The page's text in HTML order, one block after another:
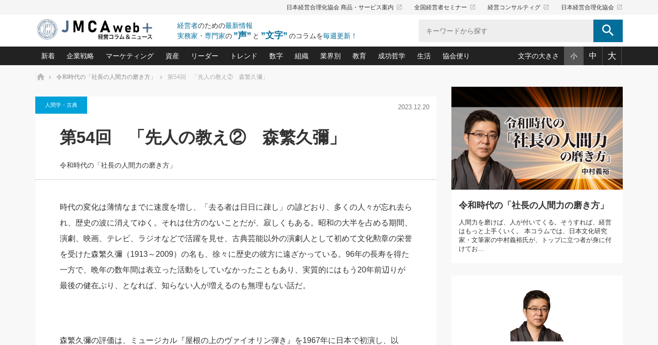
日本経営合理化協会 商品・サービス案内 launch 全国経営者セミナー launch 経営コンサルティグ launch 日本経営合理化協会 launch
経営者のための最新情報
実務家・専門家の ”声” と ”文字” のコラムを毎週更新！ search
新着
がよいのでしょうか！
2026.08.7
FOOD & LIFE COMPANIES
第86回 「言葉狩り」
もっとみる
企業戦略
中小企業の「１位づくり」戦略(96)
利益を最大化する「業務改善」横田尚哉氏(5)
強い会社を築く ビジネス・クリニック(240)
日本レーザー「人を大切にしながら利益を上げる経営」の極意
武器としてのM&A入門(3)
継続経営 百話百行(85)
野田久美子 香港ビジネス成功法(10)
マーケティング
ロングセラーの玉手箱(9)
は(5)
最高の自分を表現する 成功イメージ戦略(77)
資産
中国経済の最新動向(204)
事業承継の前に、決めておきたい、知っておきたい、やってお
会社と社長のための資産管理講座(95)
リーダー
ピョートル・F・グジバチの『経営戦略の新常識』(12)
次もあなたにお願いしたいと思われる「一流の仕事術」(28)
社長の口ぐせ経営哲学(100)
社長の右腕をつくる 人と組織を動かす(200)
酒井英之の社長のビジョン実現道場(10)
トレンド
北村森の「今月のヒット商品」(109)
数字
会社を守り抜くための緊急対策(100)
強い決算書の会社はココが違う！(36)
賢い社長の「経理財務の見どころ・勘どころ・ツッコミどこ
ろ」(149)
銀行交渉はこうしなさい！(12)
組織
職場の生産性を下げるハラスメントの予防策(10)
賃金決定の定石(68)
顧客・社員・社会から支持される「ウェルビーイング経営入
業界別
大久保一彦の“流行る”お店の仕組みづくり(210)
柿内幸夫─社長のための現場改善(174)
教育
あなただからお願いしたいと思われる 気配りの達人(127)
デキル社員に育てる！ 社員教育の決め手(203)
東川鷹年の「中小企業の人育て」(38)
欧米資産家に学ぶ二世教育(100)
社長のための“全員営業”(30)
行動科学マネジメント(5)
成功哲学
令和時代の「社長の人間力の磨き方」(86)
先人の名句名言の教え 東洋思想に学ぶ経営学(132)
渡部昇一の「日本の指導者たち」(32)
経営に活かす“十八史略”(30)
生活
おのころ心平の ──社長のための「か・ら・だマネジメント」
(50)
デジタルＡＶを味方に！新・仕事術(180)
リーダー脳の鍛え方(32)
ワインを楽しむ基礎レッスン(12)
必読！社長が読むべき今月の4冊(88)
眼と耳で楽しむ読書術(162)
社長の「氣」(30)
米国スポーツ・ビジネスに学ぶ心理学(98)
高橋一喜の『これぞ！"本物の温泉"』(157)
協会便り
「愛読者通信」著者インタビュー(44)
ビジネス見聞録 経営ニュース(100)
作間信司の経営無形庵(けいえいむぎょうあん)(166)
経営セミナー情報局(1)
繁栄への着眼点 牟田太陽(76)
講話を聞いて学ぼう 実学・耳学・磨く「ミミガク」のすすめ
(7)
文字の大きさ 小 中 大
ホーム 令和時代の「社長の人間力の磨き方」 第54回 「先人の教え② 森繁久彌」
人間学・古典 2023.12.20
第54回 「先人の教え② 森繁久彌」
令和時代の「社長の人間力の磨き方」
時代の変化は薄情なまでに速度を増し、「去る者は日日に疎し」の諺どおり、多くの人々が忘れ去ら
れ、歴史の波に消えてゆく。それは仕方のないことだが、寂しくもある。昭和の大半を占める期間、
演劇、映画、テレビ、ラジオなどで活躍を見せ、古典芸能以外の演劇人として初めて文化勲章の栄誉
を受けた森繁久彌（1913～2009）の名も、徐々に歴史の彼方に遠ざかっている。96年の長寿を得た
一方で、晩年の数年間は表立った活動をしていなかったこともあり、実質的にはもう20年前辺りが
最後の健在ぶり、となれば、知らない人が増えるのも無理もない話だ。
森繁久彌の評価は、ミュージカル『屋根の上のヴァイオリン弾き』を1967年に日本で初演し、以
令和時代の「社長の人間力の磨き方」
人間力を磨けば、人が付いてくる。そうすれば、経営
はもっと上手くいく。 本コラムでは、日本文化研究
家・文筆家の中村義裕氏が、トップに立つ者が身に付
けてお…